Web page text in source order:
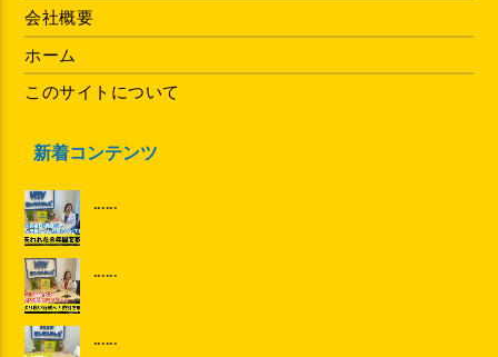
会社概要
ホーム
このサイトについて
新着コンテンツ
......
......
......